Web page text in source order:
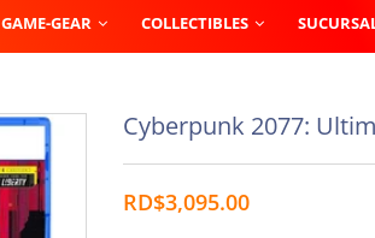
GAME-GEAR COLLECTIBLES
Cyberpunk 2077:
RD$3,095.00